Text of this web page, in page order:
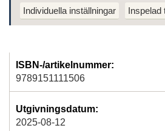
Individuella inställningar
Inspelad
ISBN-/artikelnummer:
9789151111506
Utgivningsdatum:
2025-08-12